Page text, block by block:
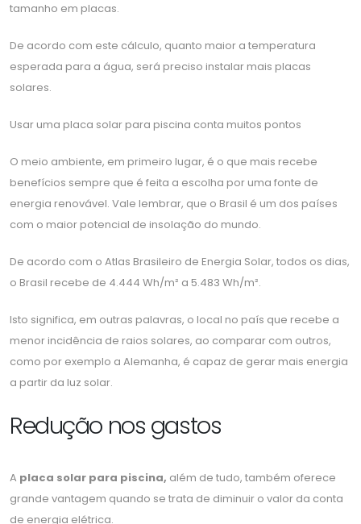
tamanho em placas.
De acordo com este cálculo, quanto maior a temperatura
esperada para a água, será preciso instalar mais placas
solares.
Usar uma placa solar para piscina conta muitos pontos
O meio ambiente, em primeiro lugar, é o que mais recebe
benefícios sempre que é feita a escolha por uma fonte de
energia renovável. Vale lembrar, que o Brasil é um dos países
com o maior potencial de insolação do mundo.
De acordo com o Atlas Brasileiro de Energia Solar, todos os dias,
o Brasil recebe de 4.444 Wh/m² a 5.483 Wh/m².
Isto significa, em outras palavras, o local no país que recebe a
menor incidência de raios solares, ao comparar com outros,
como por exemplo a Alemanha, é capaz de gerar mais energia
a partir da luz solar.
Redução nos gastos
A placa solar para piscina, além de tudo, também oferece
grande vantagem quando se trata de diminuir o valor da conta
de energia elétrica.